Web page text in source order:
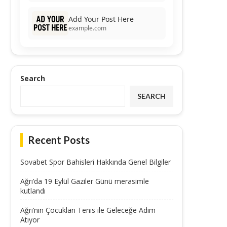
Add Your Post Here
example.com
Search
SEARCH
Recent Posts
Sovabet Spor Bahisleri Hakkında Genel Bilgiler
Ağrı’da 19 Eylül Gaziler Günü merasimle
kutlandı
Ağrı’nın Çocukları Tenis ile Geleceğe Adım
Atıyor